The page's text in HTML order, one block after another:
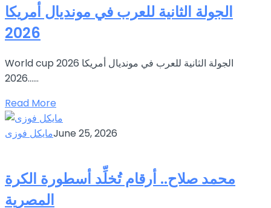
الجولة الثانية للعرب في مونديال أمريكا
2026
World cup 2026 الجولة الثانية للعرب في مونديال أمريكا
2026…...
Read More
مايكل فوزىJune 25, 2026
محمد صلاح.. أرقام تُخلِّد أسطورة الكرة
المصرية